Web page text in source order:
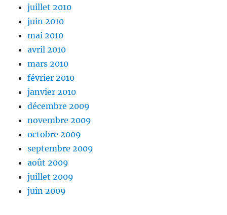
juillet 2010
juin 2010
mai 2010
avril 2010
mars 2010
février 2010
janvier 2010
décembre 2009
novembre 2009
octobre 2009
septembre 2009
août 2009
juillet 2009
juin 2009